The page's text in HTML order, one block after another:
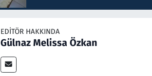
EDITÖR HAKKINDA
Gülnaz Melissa Özkan